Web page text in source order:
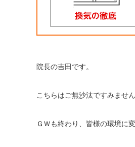
院長の吉田です。
こちらはご無沙汰ですみません
ＧＷも終わり、皆様の環境に